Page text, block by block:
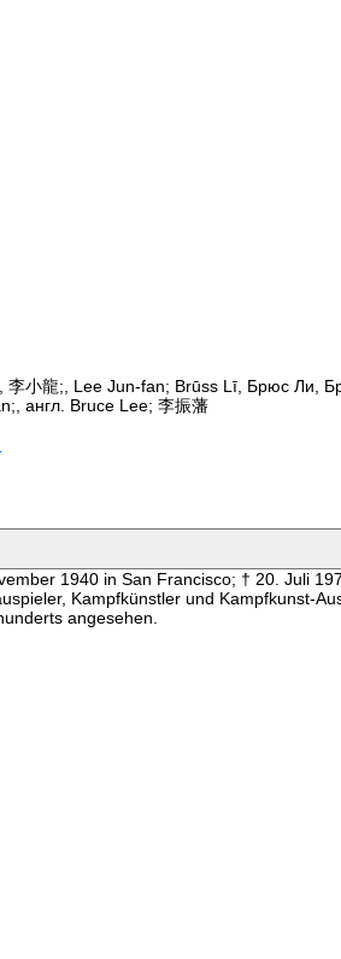
李小龍;, Lee Jun-fan; Brūss Lī, Брюс Ли,
англ. Bruce Lee; 李振藩
1940 in San Francisco; † 20. Juli
Kampfkünstler und Kampfkunst-
angesehen.